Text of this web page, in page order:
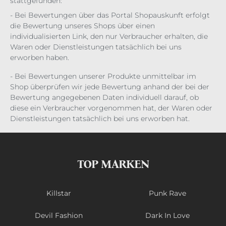
- Bei Bewertungen über das Portal Shopauskunft erfolgt
die Bewertung unseres Shops über einen
individualisierten Link, den nur Verbraucher erhalten, die
Waren oder Dienstleistungen tatsächlich bei uns
erworben haben.
- Bei Bewertungen unserer Produkte unmittelbar im
Shop überprüfen wir jede Bewertung anhand der bei der
Bewertung angegebenen Daten individuell darauf, ob
diese ein Verbraucher vorgenommen hat, der Waren oder
Dienstleistungen tatsächlich bei uns erworben hat.
TOP MARKEN
Killstar Punk Rave
Devil Fashion Dark In Love